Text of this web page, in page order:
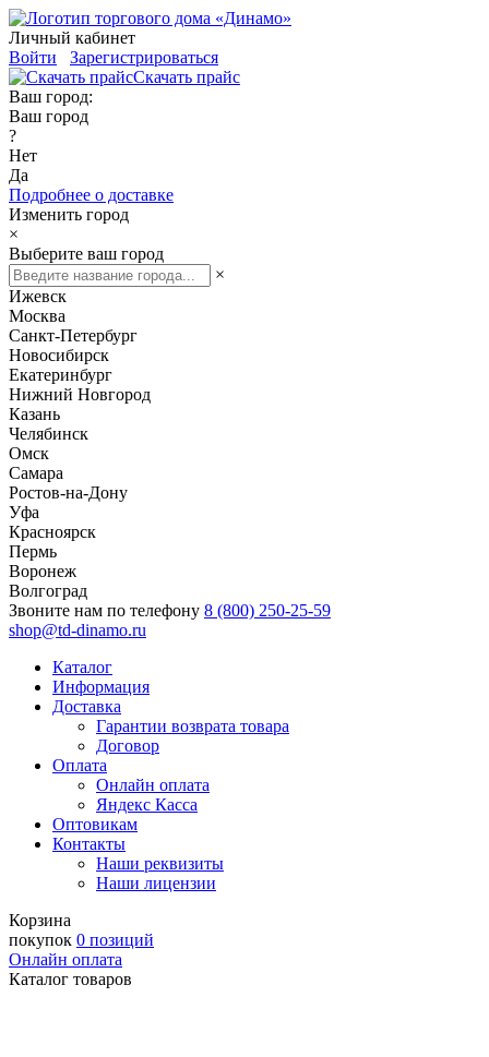
Личный кабинет
Войти
Зарегистрироваться
Скачать прайс
Ваш город:
Ваш город
?
Нет
Да
Подробнее о доставке
Изменить город
×
Выберите ваш город
×
Ижевск
Москва
Санкт-Петербург
Новосибирск
Екатеринбург
Нижний Новгород
Казань
Челябинск
Омск
Самара
Ростов-на-Дону
Уфа
Красноярск
Пермь
Воронеж
Волгоград
Звоните нам по телефону 8 (800) 250-25-59
shop@td-dinamo.ru
Каталог
Информация
Доставка
Гарантии возврата товара
Договор
Оплата
Онлайн оплата
Яндекс Касса
Оптовикам
Контакты
Наши реквизиты
Наши лицензии
Корзина
покупок 0 позиций
Онлайн оплата
Каталог товаров